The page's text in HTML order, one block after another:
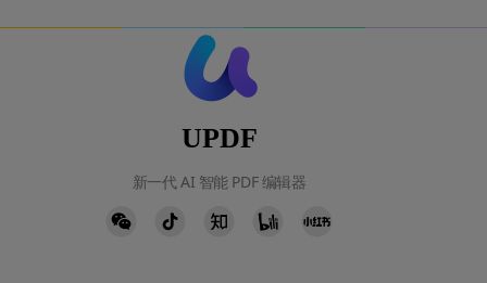
UPDF
新一代 AI 智能 PDF 编辑器